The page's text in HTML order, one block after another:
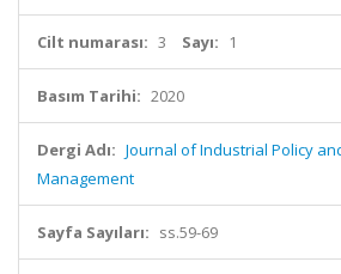
Cilt numarası: 3 Sayı: 1
Basım Tarihi: 2020
Dergi Adı: Journal of Industrial Policy
Management
Sayfa Sayıları: ss.59-69